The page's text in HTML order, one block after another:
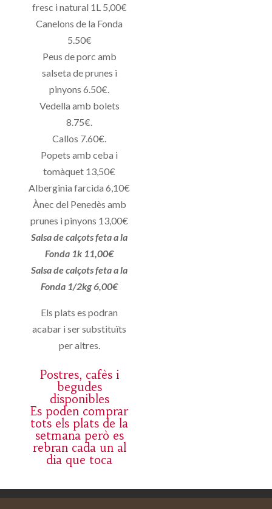
fresc i natural 1L 5,00€
Canelons de la Fonda
5.50€
Peus de porc amb
salseta de prunes i
pinyons 6.50€.
Vedella amb bolets
8.75€.
Callos 7.60€.
Popets amb ceba i
tomàquet 13,50€
Alberginia farcida 6,10€
Ànec del Penedès amb
prunes i pinyons 13,00€
Salsa de calçots feta a la
Fonda 1k 11,00€
Salsa de calçots feta a la
Fonda 1/2kg 6,00€
Els plats es podran
acabar i ser substituïts
per altres.
Postres, cafès i
begudes
disponibles
Es poden comprar
tots els plats de la
setmana però es
rebran cada un al
dia que toca